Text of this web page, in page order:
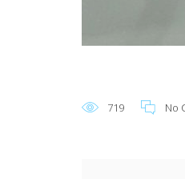
719 No